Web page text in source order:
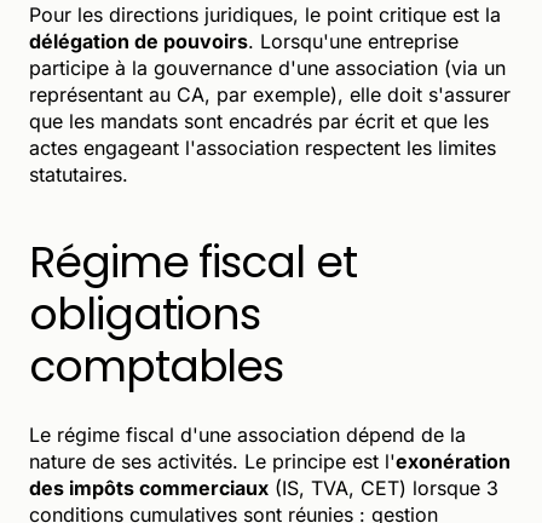
Pour les directions juridiques, le point critique est la
délégation de pouvoirs. Lorsqu'une entreprise
participe à la gouvernance d'une association (via un
représentant au CA, par exemple), elle doit s'assurer
que les mandats sont encadrés par écrit et que les
actes engageant l'association respectent les limites
statutaires.
Régime fiscal et
obligations
comptables
Le régime fiscal d'une association dépend de la
nature de ses activités. Le principe est l'exonération
des impôts commerciaux (IS, TVA, CET) lorsque 3
conditions cumulatives sont réunies : gestion